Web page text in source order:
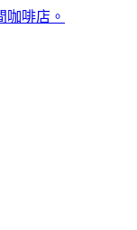
咖啡店。